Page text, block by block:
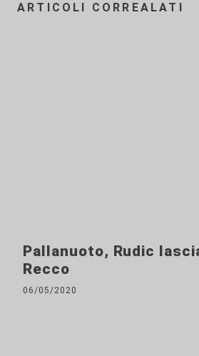
ARTICOLI CORREALATI
Pallanuoto, Rudic
Recco
06/05/2020